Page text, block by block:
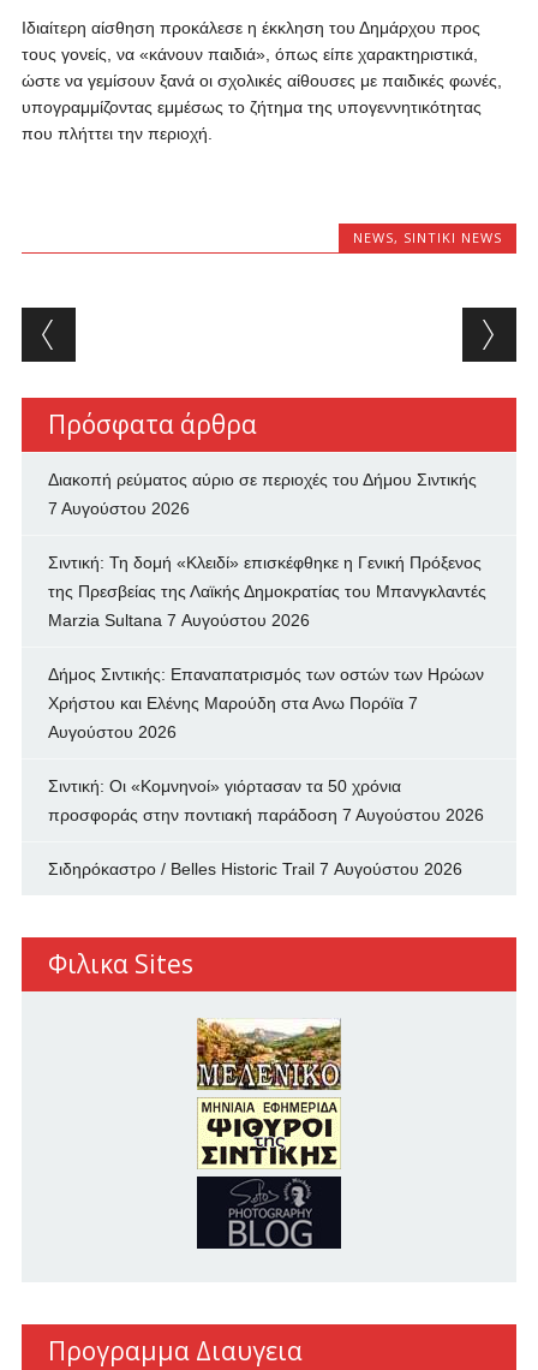
Ιδιαίτερη αίσθηση προκάλεσε η έκκληση του Δημάρχου προς
τους γονείς, να «κάνουν παιδιά», όπως είπε χαρακτηριστικά,
ώστε να γεμίσουν ξανά οι σχολικές αίθουσες με παιδικές φωνές,
υπογραμμίζοντας εμμέσως το ζήτημα της υπογεννητικότητας
που πλήττει την περιοχή.
NEWS, SINTIKI NEWS
Post navigation
Πρόσφατα άρθρα
Διακοπή ρεύματος αύριο σε περιοχές του Δήμου Σιντικής
7 Αυγούστου 2026
Σιντική: Τη δομή «Κλειδί» επισκέφθηκε η Γενική Πρόξενος
της Πρεσβείας της Λαϊκής Δημοκρατίας του Μπανγκλαντές
Marzia Sultana 7 Αυγούστου 2026
Δήμος Σιντικής: Επαναπατρισμός των oστών των Ηρώων
Χρήστου και Ελένης Μαρούδη στα Ανω Πορόϊα 7
Αυγούστου 2026
Σιντική: Οι «Κομνηνοί» γιόρτασαν τα 50 χρόνια
προσφοράς στην ποντιακή παράδοση 7 Αυγούστου 2026
Σιδηρόκαστρο / Belles Historic Trail 7 Αυγούστου 2026
Φιλικα Sites
Προγραμμα Διαυγεια